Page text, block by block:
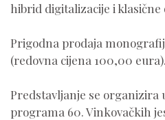
hibrid digitalizacije i klasične
Prigodna prodaja
(redovna cijena 100,00 eura).
Predstavljanje se organizira
programa 60. Vinkovačkih